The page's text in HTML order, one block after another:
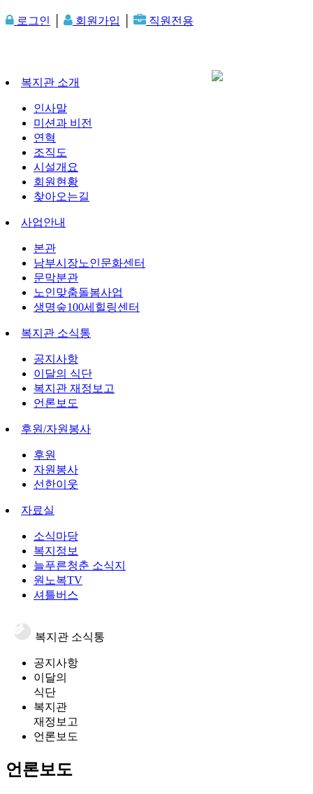
로그인 회원가입 직원전용
복지관 소개
인사말
미션과 비전
연혁
조직도
시설개요
회원현황
찾아오는길
사업안내
본관
남부시장노인문화센터
문막분관
노인맞춤돌봄사업
생명숲100세힐링센터
복지관 소식통
공지사항
이달의 식단
복지관 재정보고
언론보도
후원/자원봉사
후원
자원봉사
선한이웃
자료실
소식마당
복지정보
늘푸른청춘 소식지
원노복TV
셔틀버스
복지관 소식통
공지사항
이달의
식단
복지관
재정보고
언론보도
언론보도